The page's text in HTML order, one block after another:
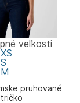
pruhované
tričko
veľkosti
XS
S
M